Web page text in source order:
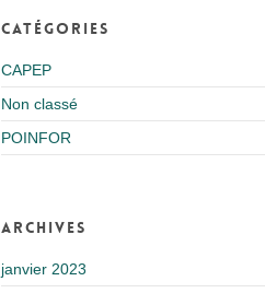
Catégories
CAPEP
Non classé
POINFOR
Archives
janvier 2023